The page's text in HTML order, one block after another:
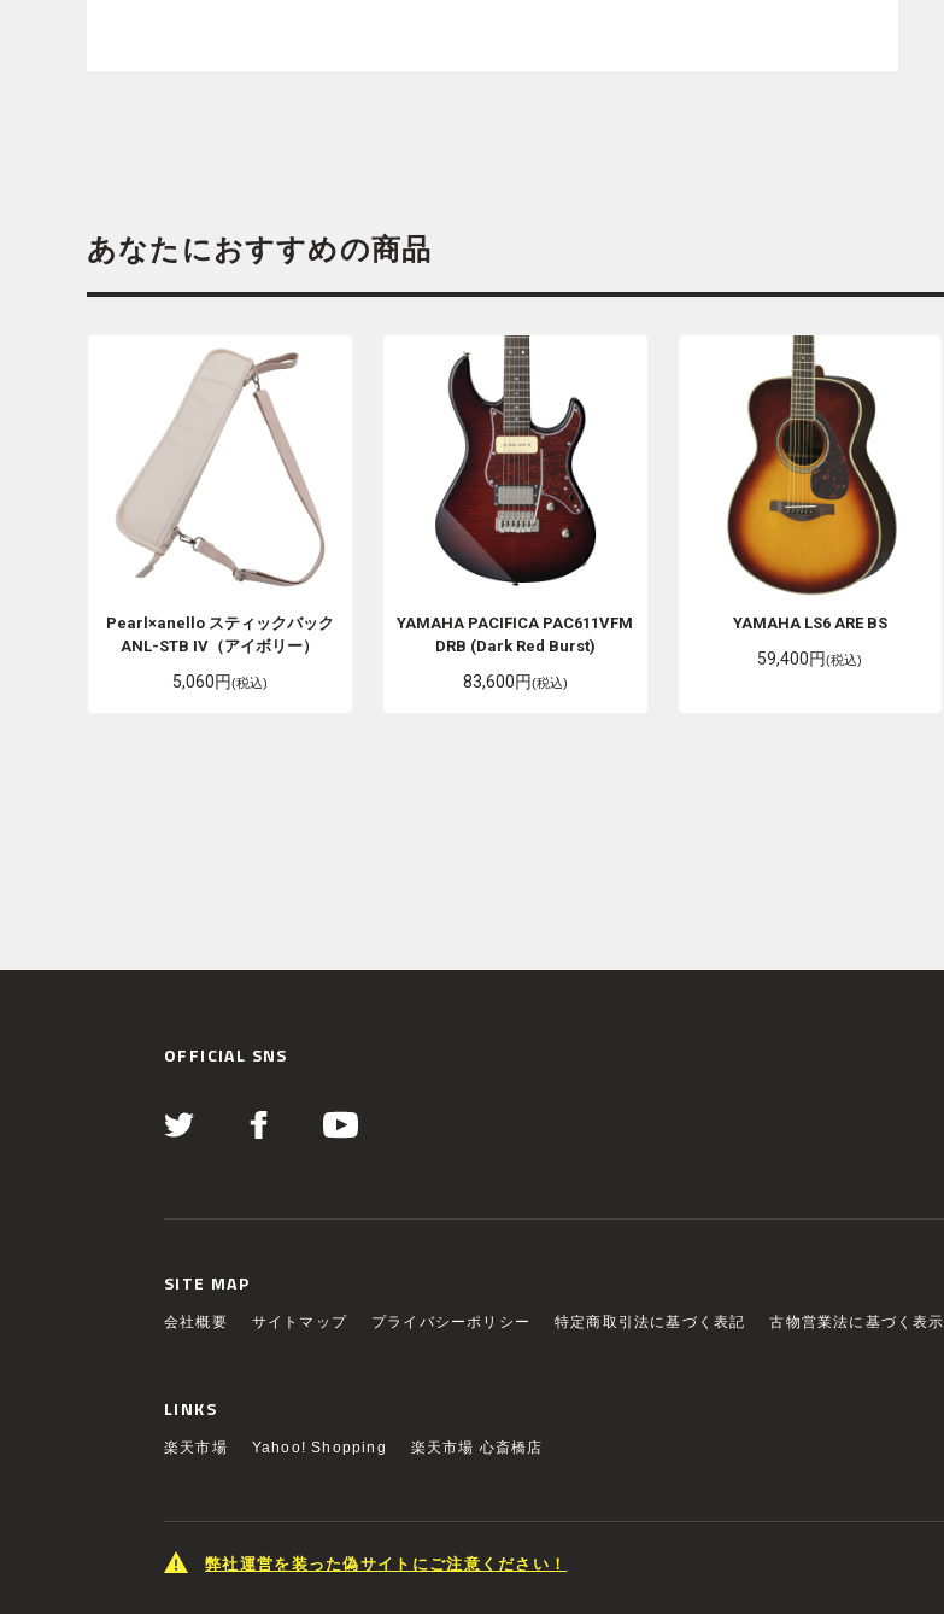
あなたにおすすめの商品
Pearl×anello スティックバック
ANL-STB IV（アイボリー）
5,060円(税込)
YAMAHA PACIFICA PAC611VFM
DRB (Dark Red Burst)
83,600円(税込)
YAMAHA LS6 ARE BS
59,400円(税込)
OFFICIAL SNS
SITE MAP
会社概要 サイトマップ プライバシーポリシー 特定商取引法に基づく表記 古物営業法に基づく表示
LINKS
楽天市場 Yahoo! Shopping 楽天市場 心斎橋店
弊社運営を装った偽サイトにご注意ください！